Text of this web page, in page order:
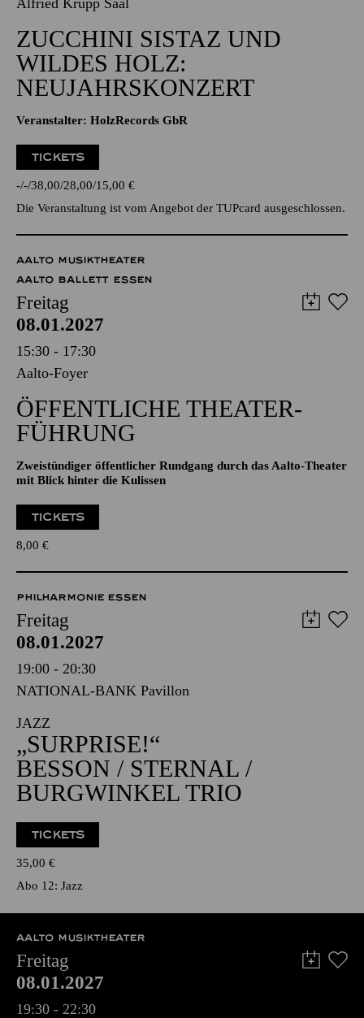
Alfried Krupp Saal
ZUCCHINI SISTAZ UND
WILDES HOLZ:
NEUJAHRSKONZERT
Veranstalter: HolzRecords GbR
TICKETS
- - 38,00 28,00 15,00 €
Die Veranstaltung ist vom Angebot der TUPcard ausgeschlossen.
AALTO MUSIKTHEATER
AALTO BALLETT ESSEN
Freitag
08.01.2027
15:30 - 17:30
Aalto-Foyer
ÖFFENTLICHE THEATER­
FÜHRUNG
Zweistündiger öffentlicher Rundgang durch das Aalto-Theater
mit Blick hinter die Kulissen
TICKETS
8,00 €
PHILHARMONIE ESSEN
Freitag
08.01.2027
19:00 - 20:30
NATIONAL-BANK Pavillon
JAZZ
„SURPRISE!“
BESSON / STERNAL /
BURGWINKEL TRIO
TICKETS
35,00 €
Abo 12: Jazz
AALTO MUSIKTHEATER
Freitag
08.01.2027
19:30 - 22:30